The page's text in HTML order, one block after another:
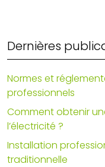
Dernières
Normes et
professionnels
Comment obtenir
l’électricité ?
Installation
traditionnelle